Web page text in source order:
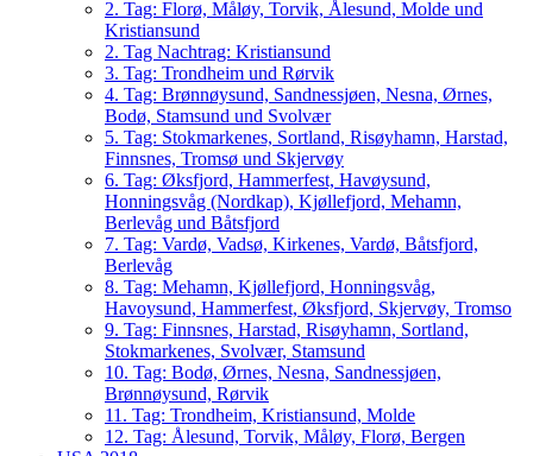
2. Tag: Florø, Måløy, Torvik, Ålesund, Molde und
Kristiansund
2. Tag Nachtrag: Kristiansund
3. Tag: Trondheim und Rørvik
4. Tag: Brønnøysund, Sandnessjøen, Nesna, Ørnes,
Bodø, Stamsund und Svolvær
5. Tag: Stokmarkenes, Sortland, Risøyhamn, Harstad,
Finnsnes, Tromsø und Skjervøy
6. Tag: Øksfjord, Hammerfest, Havøysund,
Honningsvåg (Nordkap), Kjøllefjord, Mehamn,
Berlevåg und Båtsfjord
7. Tag: Vardø, Vadsø, Kirkenes, Vardø, Båtsfjord,
Berlevåg
8. Tag: Mehamn, Kjøllefjord, Honningsvåg,
Havoysund, Hammerfest, Øksfjord, Skjervøy, Tromso
9. Tag: Finnsnes, Harstad, Risøyhamn, Sortland,
Stokmarkenes, Svolvær, Stamsund
10. Tag: Bodø, Ørnes, Nesna, Sandnessjøen,
Brønnøysund, Rørvik
11. Tag: Trondheim, Kristiansund, Molde
12. Tag: Ålesund, Torvik, Måløy, Florø, Bergen